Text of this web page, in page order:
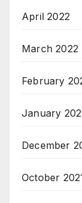
April 2022
March 2022
February
January
December
October